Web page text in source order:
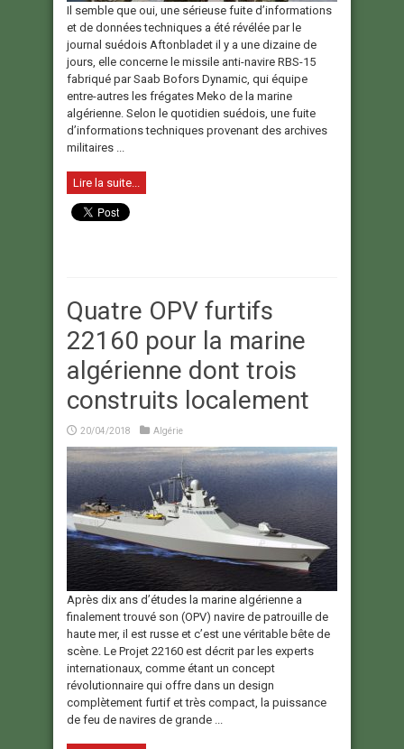
Il semble que oui, une sérieuse fuite d’informations
et de données techniques a été révélée par le
journal suédois Aftonbladet il y a une dizaine de
jours, elle concerne le missile anti-navire RBS-15
fabriqué par Saab Bofors Dynamic, qui équipe
entre-autres les frégates Meko de la marine
algérienne. Selon le quotidien suédois, une fuite
d’informations techniques provenant des archives
militaires ...
Lire la suite...
Quatre OPV furtifs
22160 pour la marine
algérienne dont trois
construits localement
20/04/2018 Algérie
Après dix ans d’études la marine algérienne a
finalement trouvé son (OPV) navire de patrouille de
haute mer, il est russe et c’est une véritable bête de
scène. Le Projet 22160 est décrit par les experts
internationaux, comme étant un concept
révolutionnaire qui offre dans un design
complètement furtif et très compact, la puissance
de feu de navires de grande ...